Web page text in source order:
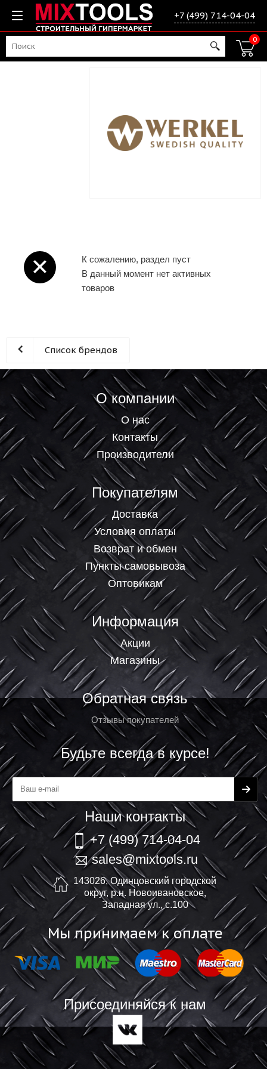
+7 (499) 714-04-04
0
К сожалению, раздел пуст
В данный момент нет активных
товаров
Список брендов
О компании
О нас
Контакты
Производители
Покупателям
Доставка
Условия оплаты
Возврат и обмен
Пункты самовывоза
Оптовикам
Информация
Акции
Магазины
Обратная связь
Отзывы покупателей
Будьте всегда в курсе!
Наши контакты
+7 (499) 714-04-04
sales@mixtools.ru
143026, Одинцовский городской
округ, р.н. Новоивановское,
Западная ул., с.100
Мы принимаем к оплате
Присоединяйся к нам